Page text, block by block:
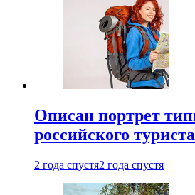
Описан портрет
российского туриста
2 года спустя2 года спустя